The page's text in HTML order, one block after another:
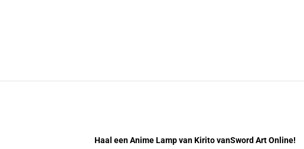
Haal een Anime Lamp van Kirito vanSword Art Online!